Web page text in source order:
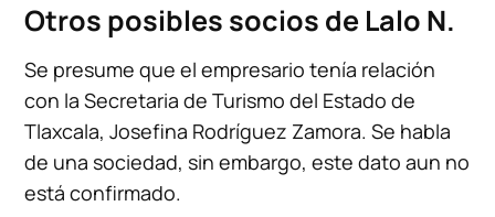
Otros posibles socios de Lalo N.
Se presume que el empresario tenía relación
con la Secretaria de Turismo del Estado de
Tlaxcala, Josefina Rodríguez Zamora. Se habla
de una sociedad, sin embargo, este dato aun no
está confirmado.